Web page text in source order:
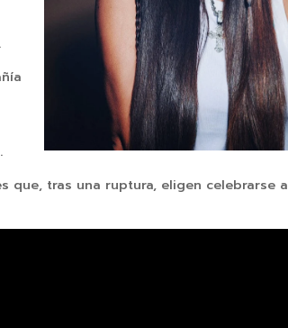
que, tras una ruptura, eligen celebrarse a